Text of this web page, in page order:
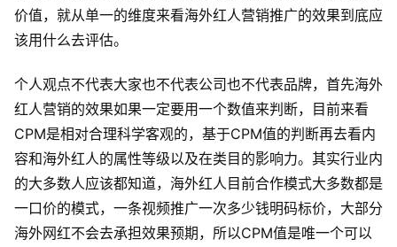
价值，就从单一的维度来看海外红人营销推广的效果到底应
该用什么去评估。
个人观点不代表大家也不代表公司也不代表品牌，首先海外
红人营销的效果如果一定要用一个数值来判断，目前来看
CPM是相对合理科学客观的，基于CPM值的判断再去看内
容和海外红人的属性等级以及在类目的影响力。其实行业内
的大多数人应该都知道，海外红人目前合作模式大多数都是
一口价的模式，一条视频推广一次多少钱明码标价，大部分
海外网红不会去承担效果预期，所以CPM值是唯一个可以